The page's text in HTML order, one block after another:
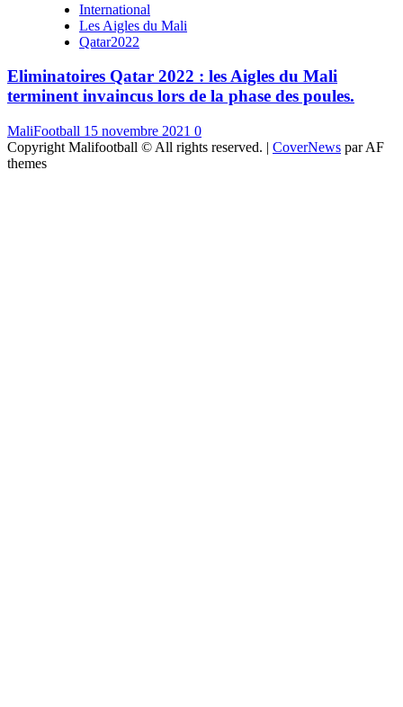
International
Les Aigles du Mali
Qatar2022
Eliminatoires Qatar 2022 : les Aigles du Mali
terminent invaincus lors de la phase des poules.
MaliFootball 15 novembre 2021 0
Copyright Malifootball © All rights reserved. | CoverNews par AF
themes